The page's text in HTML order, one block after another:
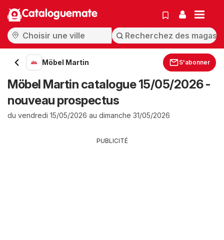
Cataloguemate
Möbel Martin S'abonner
Möbel Martin catalogue 15/05/2026 -
nouveau prospectus
du vendredi 15/05/2026 au dimanche 31/05/2026
PUBLICITÉ